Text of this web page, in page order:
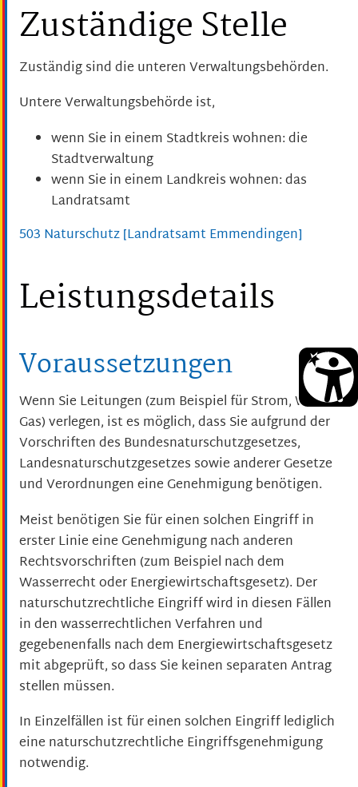
Zuständige Stelle
Zuständig sind die unteren Verwaltungsbehörden.
Untere Verwaltungsbehörde ist,
wenn Sie in einem Stadtkreis wohnen: die
Stadtverwaltung
wenn Sie in einem Landkreis wohnen: das
Landratsamt
503 Naturschutz [Landratsamt Emmendingen]
Leistungsdetails
Voraussetzungen
Wenn Sie Leitungen (zum Beispiel für Strom, Wasser,
Gas) verlegen, ist es möglich, dass Sie aufgrund der
Vorschriften des Bundesnaturschutzgesetzes,
Landesnaturschutzgesetzes sowie anderer Gesetze
und Verordnungen eine Genehmigung benötigen.
Meist benötigen Sie für einen solchen Eingriff in
erster Linie eine Genehmigung nach anderen
Rechtsvorschriften (zum Beispiel nach dem
Wasserrecht oder Energiewirtschaftsgesetz). Der
naturschutzrechtliche Eingriff wird in diesen Fällen
in den wasserrechtlichen Verfahren und
gegebenenfalls nach dem Energiewirtschaftsgesetz
mit abgeprüft, so dass Sie keinen separaten Antrag
stellen müssen.
In Einzelfällen ist für einen solchen Eingriff lediglich
eine naturschutzrechtliche Eingriffsgenehmigung
notwendig.